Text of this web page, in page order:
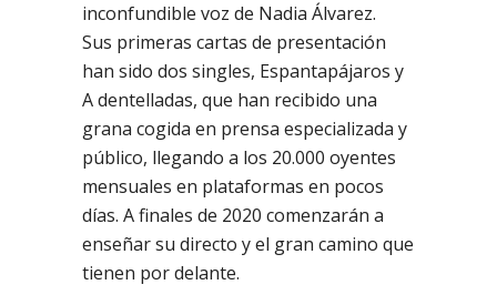
inconfundible voz de Nadia Álvarez.
Sus primeras cartas de presentación
han sido dos singles, Espantapájaros y
A dentelladas, que han recibido una
grana cogida en prensa especializada y
público, llegando a los 20.000 oyentes
mensuales en plataformas en pocos
días. A finales de 2020 comenzarán a
enseñar su directo y el gran camino que
tienen por delante.